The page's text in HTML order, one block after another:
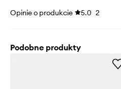
Opinie o produkcie 5.0 2
Podobne produkty